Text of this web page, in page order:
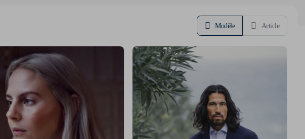
Modèle Article